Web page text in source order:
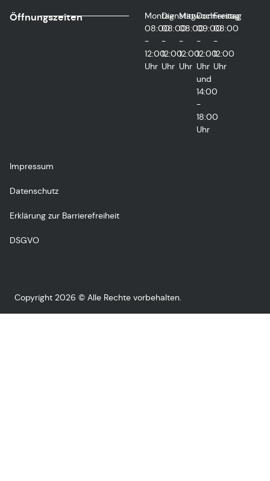
Öffnungszeiten
Montag
08:00
-
12:00
Uhr
Dienstag
08:00
-
12:00
Uhr
Mittwoch
08:00
-
12:00
Uhr
Donnerstag
09:00
-
12:00
Uhr
und
14:00
-
18:00
Uhr
Freitag
08:00
-
12:00
Uhr
Impressum
Datenschutz
Erklärung zur Barrierefreiheit
DSGVO
Copyright 2026 © Alle Rechte vorbehalten.